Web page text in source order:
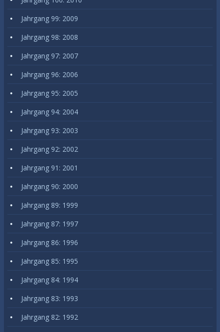
Jahrgang 99: 2009
Jahrgang 98: 2008
Jahrgang 97: 2007
Jahrgang 96: 2006
Jahrgang 95: 2005
Jahrgang 94: 2004
Jahrgang 93: 2003
Jahrgang 92: 2002
Jahrgang 91: 2001
Jahrgang 90: 2000
Jahrgang 89: 1999
Jahrgang 87: 1997
Jahrgang 86: 1996
Jahrgang 85: 1995
Jahrgang 84: 1994
Jahrgang 83: 1993
Jahrgang 82: 1992